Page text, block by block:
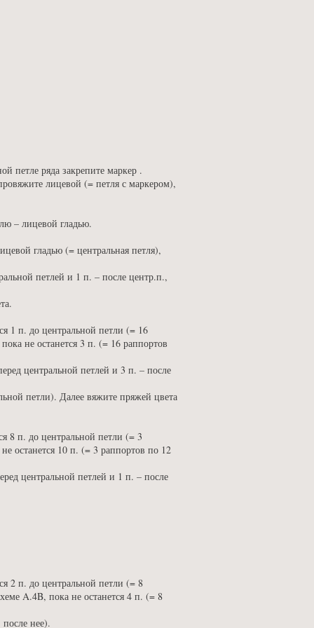
петле ряда закрепите маркер .
лицевой (= петля с маркером),
– лицевой гладью.
гладью (= центральная петля),
петлей и 1 п. – после центр.п.,
1 п. до центральной петли (= 16
не останется 3 п. (= 16 раппортов
центральной петлей и 3 п. – после
петли). Далее вяжите пряжей цвета
8 п. до центральной петли (= 3
останется 10 п. (= 3 раппортов по 12
центральной петлей и 1 п. – после
2 п. до центральной петли (= 8
A.4B, пока не останется 4 п. (= 8
нее).